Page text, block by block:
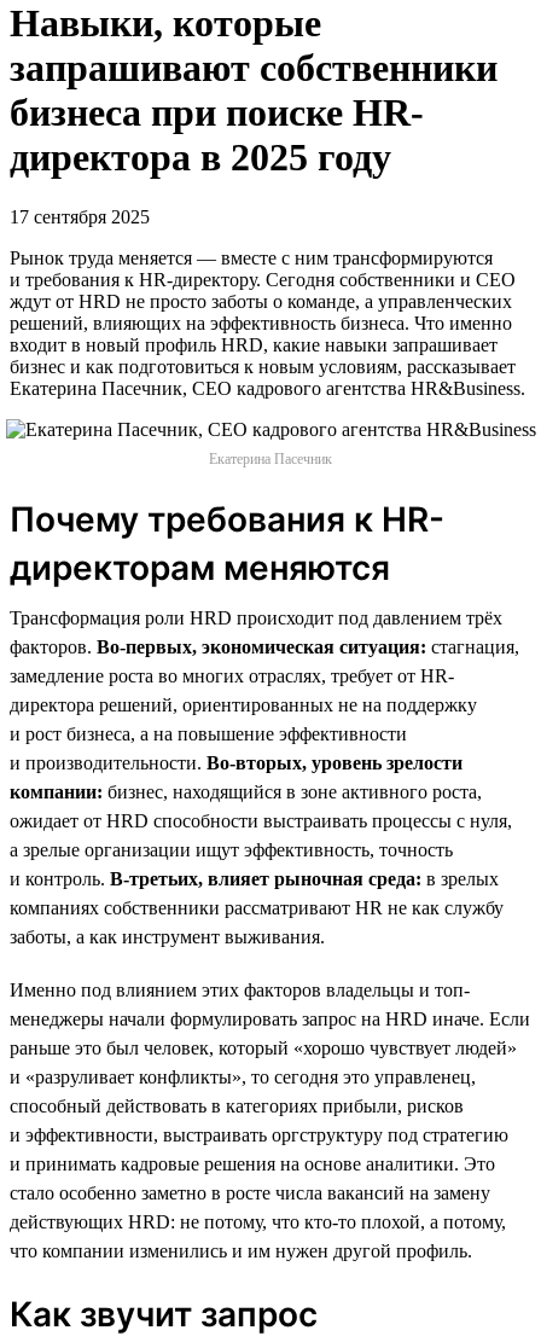
Навыки, которые
запрашивают собственники
бизнеса при поиске HR-
директора в 2025 году
17 сентября 2025
Рынок труда меняется — вместе с ним трансформируются
и требования к HR-директору. Сегодня собственники и СЕО
ждут от HRD не просто заботы о команде, а управленческих
решений, влияющих на эффективность бизнеса. Что именно
входит в новый профиль HRD, какие навыки запрашивает
бизнес и как подготовиться к новым условиям, рассказывает
Екатерина Пасечник, CEO кадрового агентства HR&Business.
Екатерина Пасечник
Почему требования к HR-
директорам меняются
Трансформация роли HRD происходит под давлением трёх
факторов. Во-первых, экономическая ситуация: стагнация,
замедление роста во многих отраслях, требует от HR-
директора решений, ориентированных не на поддержку
и рост бизнеса, а на повышение эффективности
и производительности. Во-вторых, уровень зрелости
компании: бизнес, находящийся в зоне активного роста,
ожидает от HRD способности выстраивать процессы с нуля,
а зрелые организации ищут эффективность, точность
и контроль. В-третьих, влияет рыночная среда: в зрелых
компаниях собственники рассматривают HR не как службу
заботы, а как инструмент выживания.
Именно под влиянием этих факторов владельцы и топ-
менеджеры начали формулировать запрос на HRD иначе. Если
раньше это был человек, который «хорошо чувствует людей»
и «разруливает конфликты», то сегодня это управленец,
способный действовать в категориях прибыли, рисков
и эффективности, выстраивать оргструктуру под стратегию
и принимать кадровые решения на основе аналитики. Это
стало особенно заметно в росте числа вакансий на замену
действующих HRD: не потому, что кто-то плохой, а потому,
что компании изменились и им нужен другой профиль.
Как звучит запрос